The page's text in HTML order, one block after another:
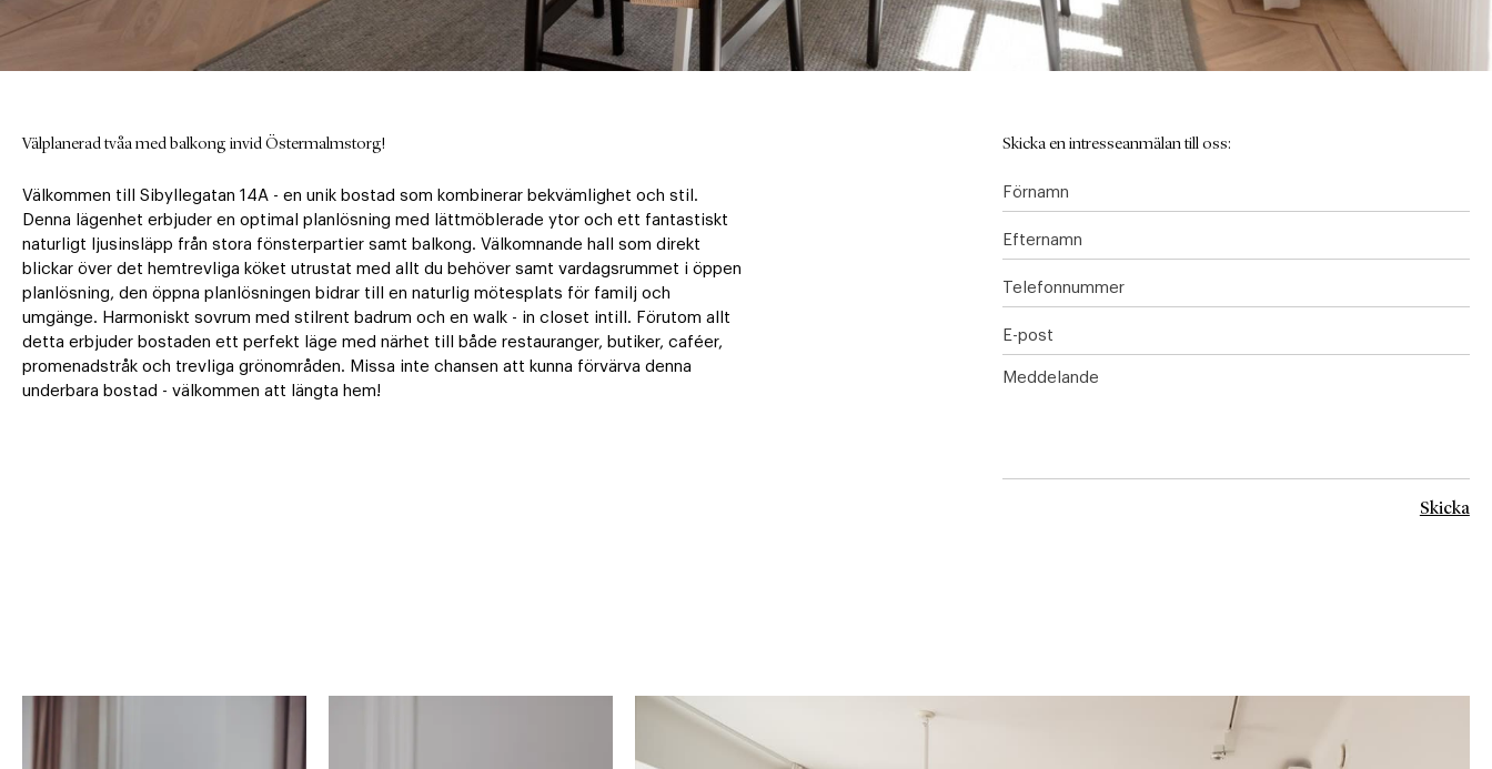
Välplanerad tvåa med balkong invid Östermalmstorg!
Välkommen till Sibyllegatan 14A - en unik bostad som kombinerar bekvämlighet och stil.
Denna lägenhet erbjuder en optimal planlösning med lättmöblerade ytor och ett fantastiskt
naturligt ljusinsläpp från stora fönsterpartier samt balkong. Välkomnande hall som direkt
blickar över det hemtrevliga köket utrustat med allt du behöver samt vardagsrummet i öppen
planlösning, den öppna planlösningen bidrar till en naturlig mötesplats för familj och
umgänge. Harmoniskt sovrum med stilrent badrum och en walk - in closet intill. Förutom allt
detta erbjuder bostaden ett perfekt läge med närhet till både restauranger, butiker, caféer,
promenadstråk och trevliga grönområden. Missa inte chansen att kunna förvärva denna
underbara bostad - välkommen att längta hem!
Skicka en intresseanmälan till oss:
Förnamn
Efternamn
Telefonnummer
E-post
Meddelande
Skicka